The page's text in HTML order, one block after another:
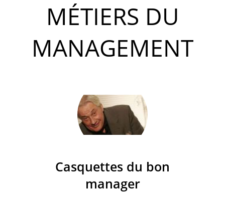
MÉTIERS DU
MANAGEMENT
Casquettes du bon
manager